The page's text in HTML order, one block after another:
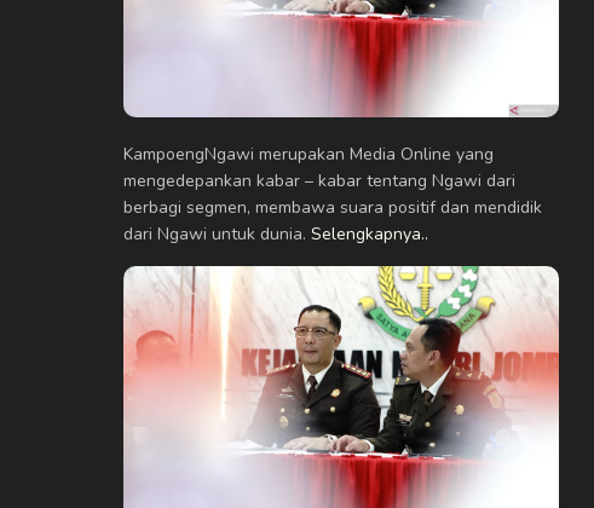
KampoengNgawi merupakan Media Online yang
mengedepankan kabar – kabar tentang Ngawi dari
berbagi segmen, membawa suara positif dan mendidik
dari Ngawi untuk dunia. Selengkapnya..